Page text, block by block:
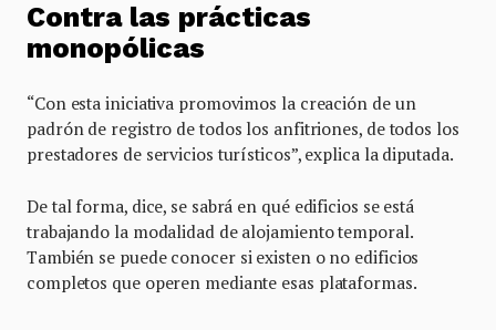
Contra las prácticas
monopólicas
“Con esta iniciativa promovimos la creación de un
padrón de registro de todos los anfitriones, de todos los
prestadores de servicios turísticos”, explica la diputada.
De tal forma, dice, se sabrá en qué edificios se está
trabajando la modalidad de alojamiento temporal.
También se puede conocer si existen o no edificios
completos que operen mediante esas plataformas.